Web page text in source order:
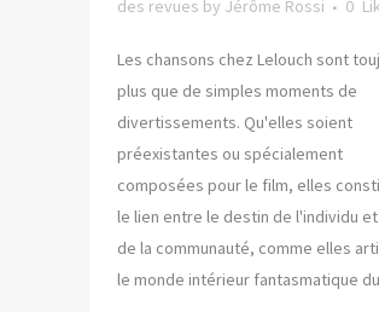
des revues by Jérôme Rossi 0
Les chansons chez Lelouch sont
plus que de simples moments de
divertissements. Qu'elles soient
préexistantes ou spécialement
composées pour le film, elles
le lien entre le destin de l'individu
de la communauté, comme elles
le monde intérieur fantasmatique